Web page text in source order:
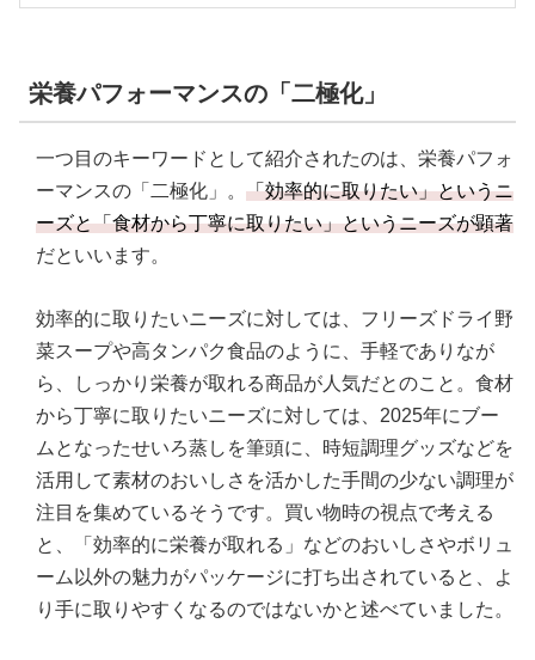
栄養パフォーマンスの「二極化」
一つ目のキーワードとして紹介されたのは、栄養パフォ
ーマンスの「二極化」。 「効率的に取りたい」というニ
ーズと「食材から丁寧に取りたい」というニーズが顕著
だといいます。
効率的に取りたいニーズに対しては、フリーズドライ野
菜スープや高タンパク食品のように、手軽でありなが
ら、しっかり栄養が取れる商品が人気だとのこと。食材
から丁寧に取りたいニーズに対しては、2025年にブー
ムとなったせいろ蒸しを筆頭に、時短調理グッズなどを
活用して素材のおいしさを活かした手間の少ない調理が
注目を集めているそうです。買い物時の視点で考える
と、「効率的に栄養が取れる」などのおいしさやボリュ
ーム以外の魅力がパッケージに打ち出されていると、よ
り手に取りやすくなるのではないかと述べていました。